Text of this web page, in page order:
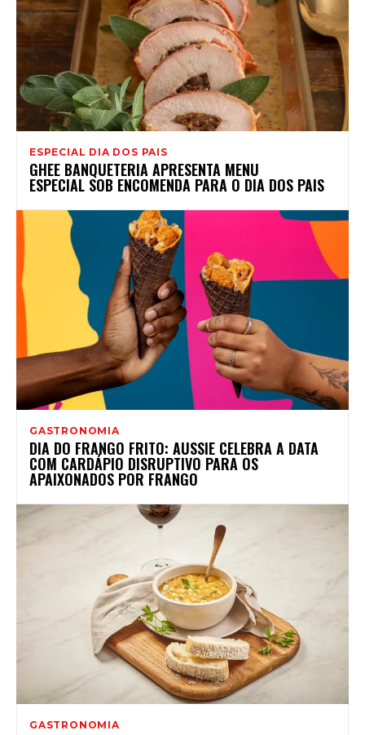
ESPECIAL DIA DOS PAIS
GHEE BANQUETERIA APRESENTA MENU
ESPECIAL SOB ENCOMENDA PARA O DIA DOS PAIS
GASTRONOMIA
DIA DO FRANGO FRITO: AUSSIE CELEBRA A DATA
COM CARDÁPIO DISRUPTIVO PARA OS
APAIXONADOS POR FRANGO
GASTRONOMIA